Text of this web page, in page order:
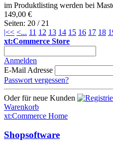
im Produktlisting werden bei
149,00 €
Seiten: 20 / 21
|<< <... 11 12 13 14 15 16 17 18
xt:Commerce Store
Anmelden
E-Mail Adresse
Passwort vergessen?
Oder für neue Kunden
Warenkorb
xt:Commerce Home
Shopsoftware